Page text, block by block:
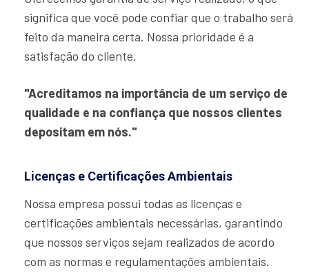
significa que você pode confiar que o trabalho será
feito da maneira certa. Nossa prioridade é a
satisfação do cliente.
"Acreditamos na importância de um serviço de
qualidade e na confiança que nossos clientes
depositam em nós."
Licenças e Certificações Ambientais
Nossa empresa possui todas as licenças e
certificações ambientais necessárias, garantindo
que nossos serviços sejam realizados de acordo
com as normas e regulamentações ambientais.